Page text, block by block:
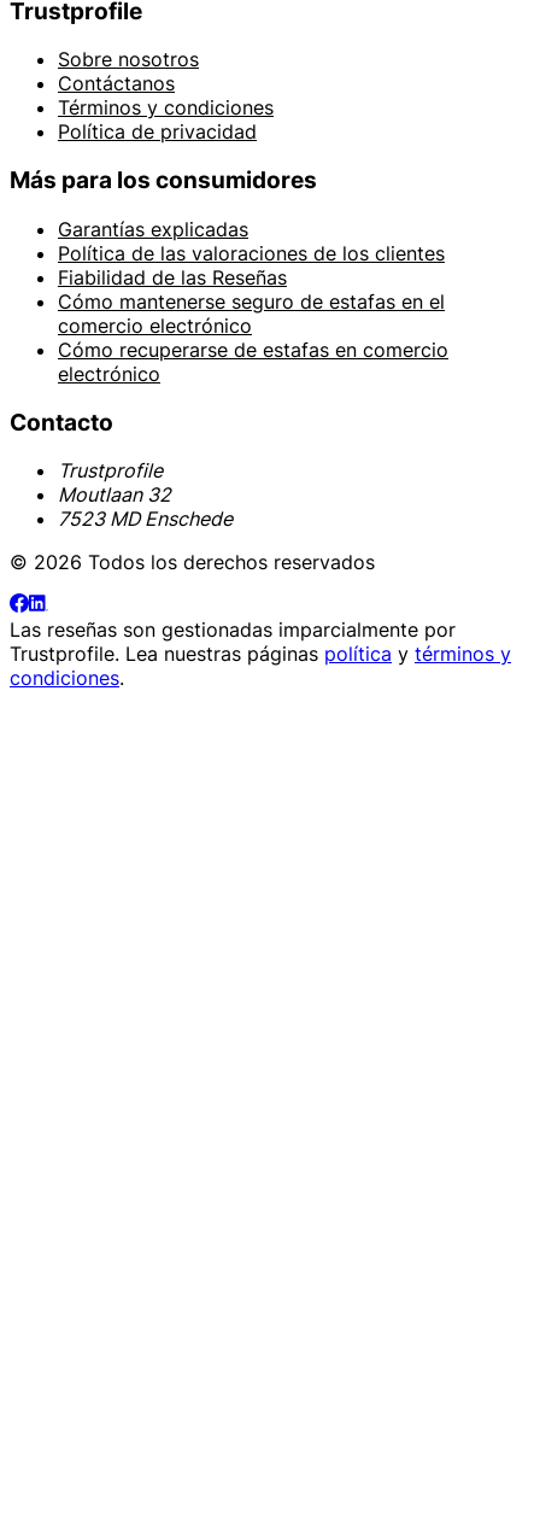
Trustprofile
Sobre nosotros
Contáctanos
Términos y condiciones
Política de privacidad
Más para los consumidores
Garantías explicadas
Política de las valoraciones de los clientes
Fiabilidad de las Reseñas
Cómo mantenerse seguro de estafas en el
comercio electrónico
Cómo recuperarse de estafas en comercio
electrónico
Contacto
Trustprofile
Moutlaan 32
7523 MD Enschede
© 2026 Todos los derechos reservados
Las reseñas son gestionadas imparcialmente por
Trustprofile. Lea nuestras páginas política y términos y
condiciones.